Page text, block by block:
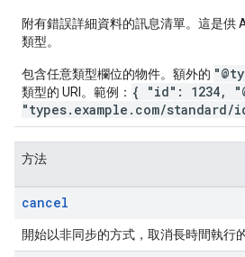
附有錯誤詳細資料的訊息清單。這是供
類型。
包含任意類型欄位的物件。額外的
類型的 URI。範例： { "id": 1234,
"types.example.com/
方法
cancel
開始以非同步的方式，取消長時間執行